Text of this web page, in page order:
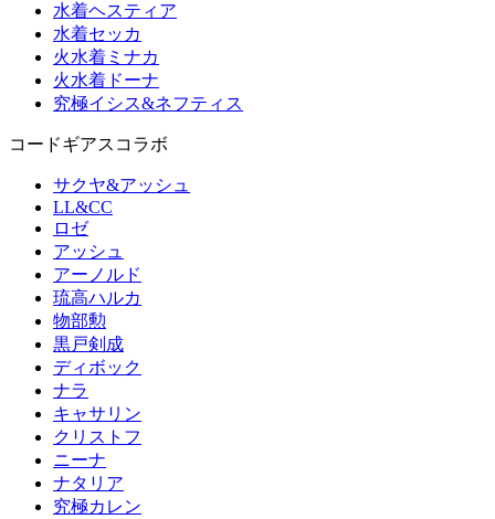
水着ヘスティア
水着セッカ
火水着ミナカ
火水着ドーナ
究極イシス&ネフティス
コードギアスコラボ
サクヤ&アッシュ
LL&CC
ロゼ
アッシュ
アーノルド
琉高ハルカ
物部勲
黒戸剣成
ディボック
ナラ
キャサリン
クリストフ
ニーナ
ナタリア
究極カレン